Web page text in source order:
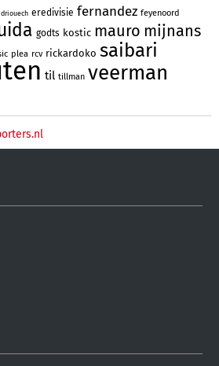
driouech eredivisie fernandez feyenoord
godts kostic mauro mijnans
plea rcv rickardoko saibari
til tillman veerman